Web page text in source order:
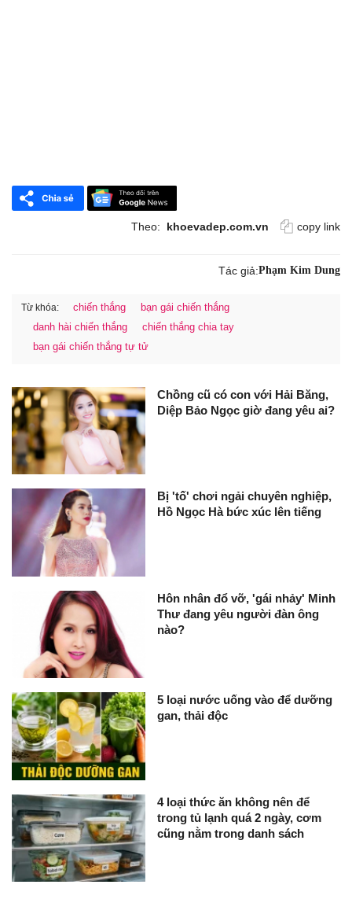
Theo: khoevadep.com.vn copy link
Tác giả:Phạm Kim Dung
Từ khóa: chiến thắng
bạn gái chiến thắng
danh hài chiến thắng
chiến thắng chia tay
bạn gái chiến thắng tự tử
Chồng cũ có con với Hải Băng,
Diệp Bảo Ngọc giờ đang yêu ai?
Bị 'tố' chơi ngải chuyên nghiệp,
Hồ Ngọc Hà bức xúc lên tiếng
Hôn nhân đổ vỡ, 'gái nhảy' Minh
Thư đang yêu người đàn ông
nào?
5 loại nước uống vào để dưỡng
gan, thải độc
4 loại thức ăn không nên để
trong tủ lạnh quá 2 ngày, cơm
cũng nằm trong danh sách